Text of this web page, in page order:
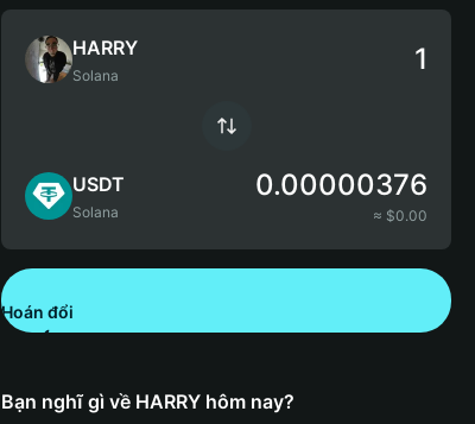
HARRY
Solana
USDT
Solana
0.00000376
≈ $0.00
Hoán đổi
Bạn nghĩ gì về HARRY hôm nay?